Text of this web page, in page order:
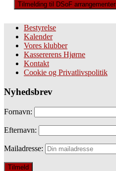
Tilmelding til DSoF arrangementer
Bestyrelse
Kalender
Vores klubber
Kassererens Hjørne
Kontakt
Cookie og Privatlivspolitik
Nyhedsbrev
Fornavn:
Efternavn:
Mailadresse: